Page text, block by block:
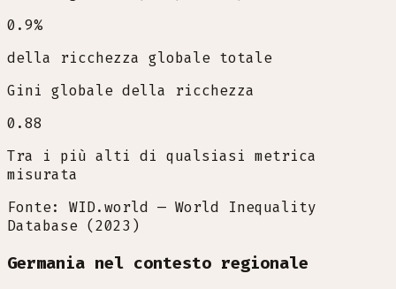
0.9%
della ricchezza globale totale
Gini globale della ricchezza
0.88
Tra i più alti di qualsiasi metrica
misurata
Fonte: WID.world — World Inequality
Database (2023)
Germania nel contesto regionale